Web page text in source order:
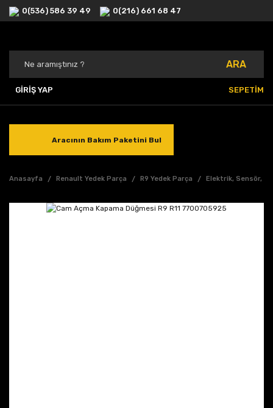
0(536) 586 39 49 0(216) 661 68 47
ARA
GİRİŞ YAP SEPETİM
Aracının Bakım Paketini Bul
Anasayfa Renault Yedek Parça R9 Yedek Parça Elektrik, Sensör,